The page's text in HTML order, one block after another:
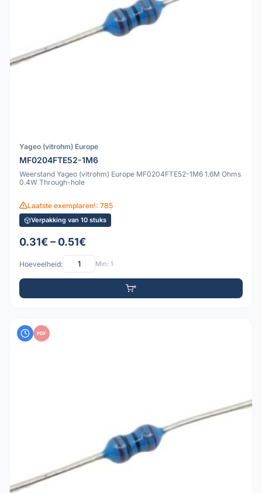
Yageo (vitrohm) Europe
MF0204FTE52-1M6
Weerstand Yageo (vitrohm) Europe MF0204FTE52-1M6 1.6M Ohms
0.4W Through-hole
Laatste exemplaren!: 785
Verpakking van 10 stuks
0.31€ – 0.51€
Hoeveelheid: Min: 1
PDF